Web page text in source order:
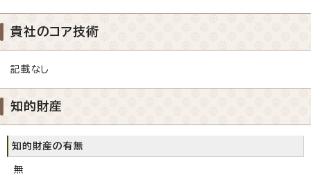
貴社のコア技術
記載なし
知的財産
知的財産の有無
無